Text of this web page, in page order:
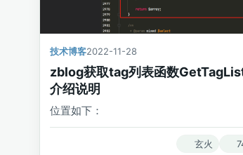
技术博客2022-11-28
zblog获取tag列表函数
介绍说明
位置如下：
玄火